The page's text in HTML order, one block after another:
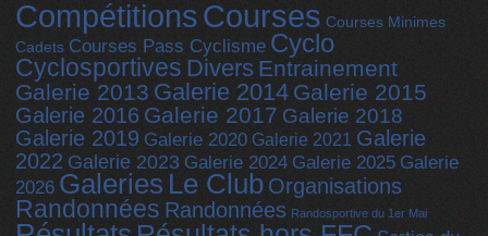
CompétitionsCourses Courses Minimes
Cadets Courses Pass Cyclisme Cyclo
Cyclosportives Divers Entrainement
Galerie 2013 Galerie 2014 Galerie 2015
Galerie 2016 Galerie 2017 Galerie 2018
Galerie 2019 Galerie 2020 Galerie 2021 Galerie
2022 Galerie 2023 Galerie 2024 Galerie 2025 Galerie
2026 Galeries Le Club Organisations
Randonnées Randonnées Randosportive du 1er Mai